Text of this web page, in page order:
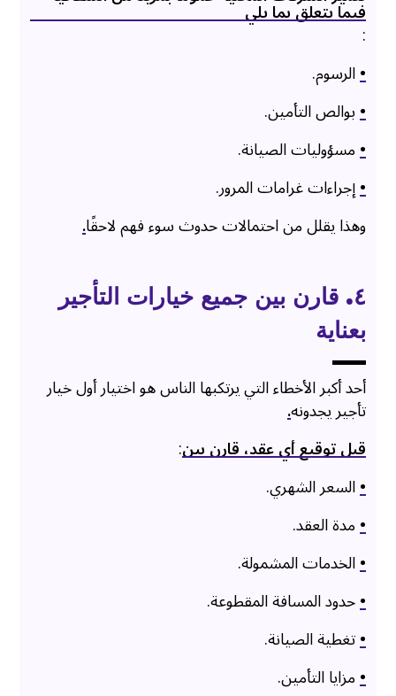
فيما يتعلق بما يلي
:
•الرسوم.
•بوالص التأمين.
•مسؤوليات الصيانة.
•إجراءات غرامات المرور.
وهذا يقلل من احتمالات حدوث سوء فهم لاحقًا.
٤. قارن بين جميع خيارات التأجير
بعناية
أحد أكبر الأخطاء التي يرتكبها الناس هو اختيار أول خيار
تأجير يجدونه.
قبل توقيع أي عقد، قارن بين:
•السعر الشهري.
•مدة العقد.
•الخدمات المشمولة.
•حدود المسافة المقطوعة.
•تغطية الصيانة.
•مزايا التأمين.